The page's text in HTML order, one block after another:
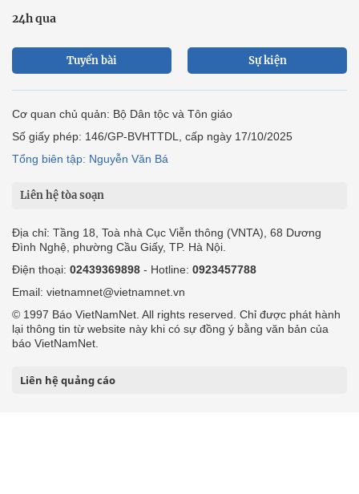
24h qua
Tuyến bài Sự kiện
Cơ quan chủ quản: Bộ Dân tộc và Tôn giáo
Số giấy phép: 146/GP-BVHTTDL, cấp ngày 17/10/2025
Tổng biên tập: Nguyễn Văn Bá
Liên hệ tòa soạn
Địa chỉ: Tầng 18, Toà nhà Cục Viễn thông (VNTA), 68 Dương
Đình Nghệ, phường Cầu Giấy, TP. Hà Nội.
Điện thoại: 02439369898 - Hotline: 0923457788
Email: vietnamnet@vietnamnet.vn
© 1997 Báo VietNamNet. All rights reserved. Chỉ được phát hành
lại thông tin từ website này khi có sự đồng ý bằng văn bản của
báo VietNamNet.
Liên hệ quảng cáo